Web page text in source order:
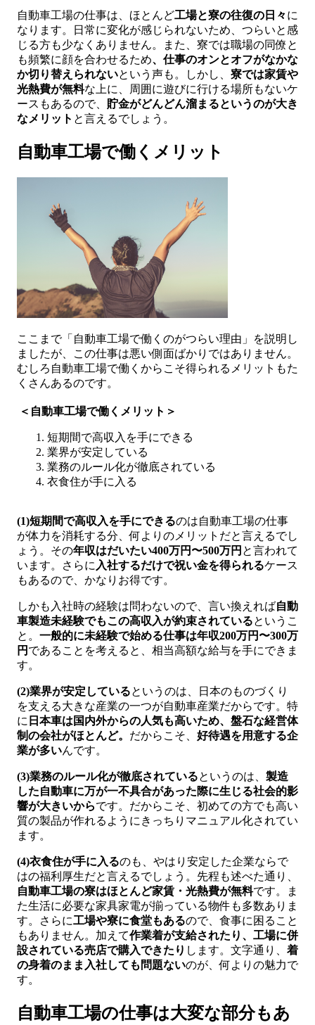
自動車工場の仕事は、ほとんど工場と寮の往復の日々に
なります。日常に変化が感じられないため、つらいと感
じる方も少なくありません。また、寮では職場の同僚と
も頻繁に顔を合わせるため、仕事のオンとオフがなかな
か切り替えられないという声も。しかし、 寮では家賃や
光熱費が無料な上に、周囲に遊びに行ける場所もないケ
ースもあるので、 貯金がどんどん溜まるというのが大き
なメリット と言えるでしょう。
自動車工場で働くメリット
ここまで「自動車工場で働くのがつらい理由」を説明し
ましたが、この仕事は悪い側面ばかりではありません。
むしろ自動車工場で働くからこそ得られるメリットもた
くさんあるのです。
＜自動車工場で働くメリット＞
短期間で高収入を手にできる
業界が安定している
業務のルール化が徹底されている
衣食住が手に入る
(1)短期間で高収入を手にできるのは自動車工場の仕事
が体力を消耗する分、何よりのメリットだと言えるでし
ょう。その年収はだいたい400万円〜500万円 と言われて
います。さらに 入社するだけで祝い金を得られるケース
もあるので、かなりお得です。
しかも入社時の経験は問わないので、言い換えれば自動
車製造未経験でもこの高収入が約束されているというこ
と。 一般的に未経験で始める仕事は年収200万円〜300万
円 であることを考えると、相当高額な給与を手にできま
す。
(2)業界が安定しているというのは、日本のものづくり
を支える大きな産業の一つが自動車産業だからです。特
に 日本車は国内外からの人気も高いため、盤石な経営体
制の会社がほとんど。 だからこそ、 好待遇を用意する企
業が多いんです。
(3)業務のルール化が徹底されているというのは、 製造
した自動車に万が一不具合があった際に生じる社会的影
響が大きいからです。だからこそ、初めての方でも高い
質の製品が作れるようにきっちりマニュアル化されてい
ます。
(4)衣食住が手に入るのも、やはり安定した企業ならで
はの福利厚生だと言えるでしょう。先程も述べた通り、
自動車工場の寮はほとんど家賃・光熱費が無料です。ま
た生活に必要な家具家電が揃っている物件も多数ありま
す。さらに工場や寮に食堂もあるので、食事に困ること
もありません。加えて作業着が支給されたり、工場に併
設されている売店で購入できたり します。文字通り、 着
の身着のまま入社しても問題ないのが、何よりの魅力で
す。
自動車工場の仕事は大変な部分もあ